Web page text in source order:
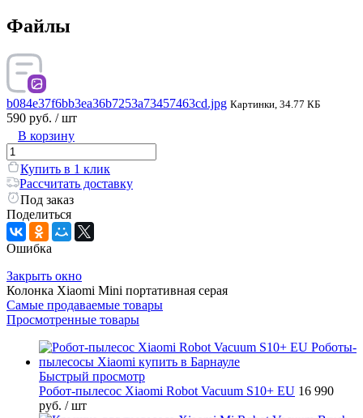
Файлы
b084e37f6bb3ea36b7253a73457463cd.jpg Картинки, 34.77 КБ
590 руб. / шт
В корзину
Купить в 1 клик
Рассчитать доставку
Под заказ
Поделиться
Ошибка
Закрыть окно
Колонка Xiaomi Mini портативная серая
Самые продаваемые товары
Просмотренные товары
Быстрый просмотр
Робот-пылесос Xiaomi Robot Vacuum S10+ EU 16 990
руб. / шт